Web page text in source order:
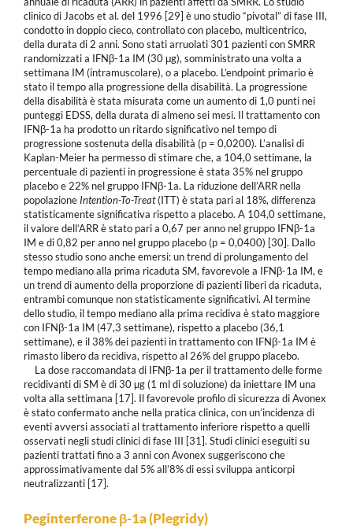
clinico di Jacobs et al. del 1996 [29] è uno studio “pivotal” di fase III,
condotto in doppio cieco, controllato con placebo, multicentrico,
della durata di 2 anni. Sono stati arruolati 301 pazienti con SMRR
randomizzati a IFNβ-1a IM (30 μg), somministrato una volta a
settimana IM (intramuscolare), o a placebo. L’endpoint primario è
stato il tempo alla progressione della disabilità. La progressione
della disabilità è stata misurata come un aumento di 1,0 punti nei
punteggi EDSS, della durata di almeno sei mesi. Il trattamento con
IFNβ-1a ha prodotto un ritardo significativo nel tempo di
progressione sostenuta della disabilità (p = 0,0200). L’analisi di
Kaplan-Meier ha permesso di stimare che, a 104,0 settimane, la
percentuale di pazienti in progressione è stata 35% nel gruppo
placebo e 22% nel gruppo IFNβ-1a. La riduzione dell’ARR nella
popolazione Intention-To-Treat(ITT) è stata pari al 18%, differenza
statisticamente significativa rispetto a placebo. A 104,0 settimane,
il valore dell’ARR è stato pari a 0,67 per anno nel gruppo IFNβ-1a
IM e di 0,82 per anno nel gruppo placebo (p = 0,0400) [30]. Dallo
stesso studio sono anche emersi: un trend di prolungamento del
tempo mediano alla prima ricaduta SM, favorevole a IFNβ-1a IM, e
un trend di aumento della proporzione di pazienti liberi da ricaduta,
entrambi comunque non statisticamente significativi. Al termine
dello studio, il tempo mediano alla prima recidiva è stato maggiore
con IFNβ-1a IM (47,3 settimane), rispetto a placebo (36,1
settimane), e il 38% dei pazienti in trattamento con IFNβ-1a IM è
rimasto libero da recidiva, rispetto al 26% del gruppo placebo.
La dose raccomandata di IFNβ-1a per il trattamento delle forme
recidivanti di SM è di 30 µg (1 ml di soluzione) da iniettare IM una
volta alla settimana [17]. Il favorevole profilo di sicurezza di Avonex
è stato confermato anche nella pratica clinica, con un’incidenza di
eventi avversi associati al trattamento inferiore rispetto a quelli
osservati negli studi clinici di fase III [31]. Studi clinici eseguiti su
pazienti trattati fino a 3 anni con Avonex suggeriscono che
approssimativamente dal 5% all’8% di essi sviluppa anticorpi
neutralizzanti [17].
Peginterferoneβ-1a (Plegridy)